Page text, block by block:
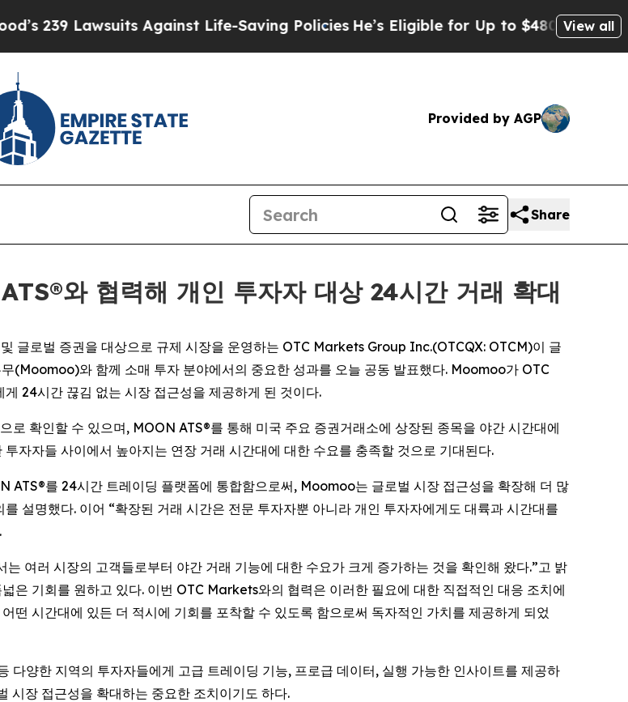
Lawsuits Against Life-Saving Policies He’s Eligible for Up to $480,000 AfterView all
Provided by AGP
Share
와 협력해 개인 투자자 대상 24시간 거래 확대
글로벌 증권을 대상으로 규제 시장을 운영하는 OTC Markets Group Inc.(OTCQX: OTCM)이 글
(Moomoo)와 함께 소매 투자 분야에서의 중요한 성과를 오늘 공동 발표했다. Moomoo가 OTC
24시간 끊김 없는 시장 접근성을 제공하게 된 것이다.
로 확인할 수 있으며, MOON ATS®를 통해 미국 주요 증권거래소에 상장된 종목을 야간 시간대에
자자들 사이에서 높아지는 연장 거래 시간대에 대한 수요를 충족할 것으로 기대된다.
를 24시간 트레이딩 플랫폼에 통합함으로써, Moomoo는 글로벌 시장 접근성을 확장해 더 많
설명했다. 이어 “확장된 거래 시간은 전문 투자자뿐 아니라 개인 투자자에게도 대륙과 시간대를
여러 시장의 고객들로부터 야간 거래 기능에 대한 수요가 크게 증가하는 것을 확인해 왔다.”고 밝
은 기회를 원하고 있다. 이번 OTC Markets와의 협력은 이러한 필요에 대한 직접적인 대응 조치에
떤 시간대에 있든 더 적시에 기회를 포착할 수 있도록 함으로써 독자적인 가치를 제공하게 되었
다양한 지역의 투자자들에게 고급 트레이딩 기능, 프로급 데이터, 실행 가능한 인사이트를 제공하
시장 접근성을 확대하는 중요한 조치이기도 하다.